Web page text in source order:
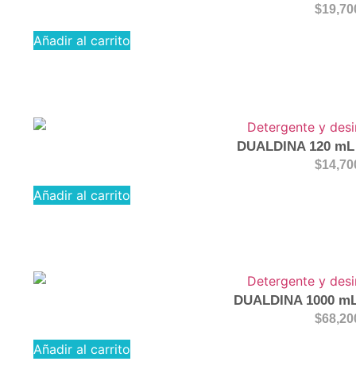
$
Añadir al carrito
DUALDINA 120
$
Añadir al carrito
DUALDINA 1000
$
Añadir al carrito